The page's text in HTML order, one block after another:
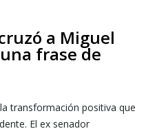
a Miguel
frase de
transformación positiva que
El ex senador